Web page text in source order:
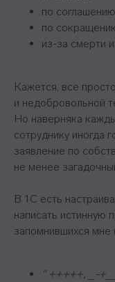
по
по
из-за смерти
Кажется, все
и недобровольной
Но наверняка
сотруднику иногда
заявление по
не менее
В 1С есть
написать истинную
запомнившихся мне
" +++++, _-